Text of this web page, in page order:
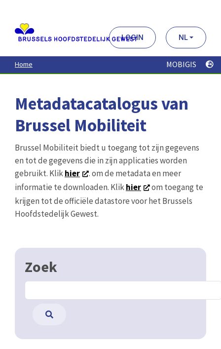
contenu
principal
LOGIN NL
Home MOBIGIS
Metadatacatalogus van
Brussel Mobiliteit
Brussel Mobiliteit biedt u toegang tot zijn gegevens
en tot de gegevens die in zijn applicaties worden
gebruikt. Klikhier
. om de metadata en meer
informatie te downloaden. Klikhier
om toegang te
krijgen tot de officiële datastore voor het Brussels
Hoofdstedelijk Gewest.
Zoek